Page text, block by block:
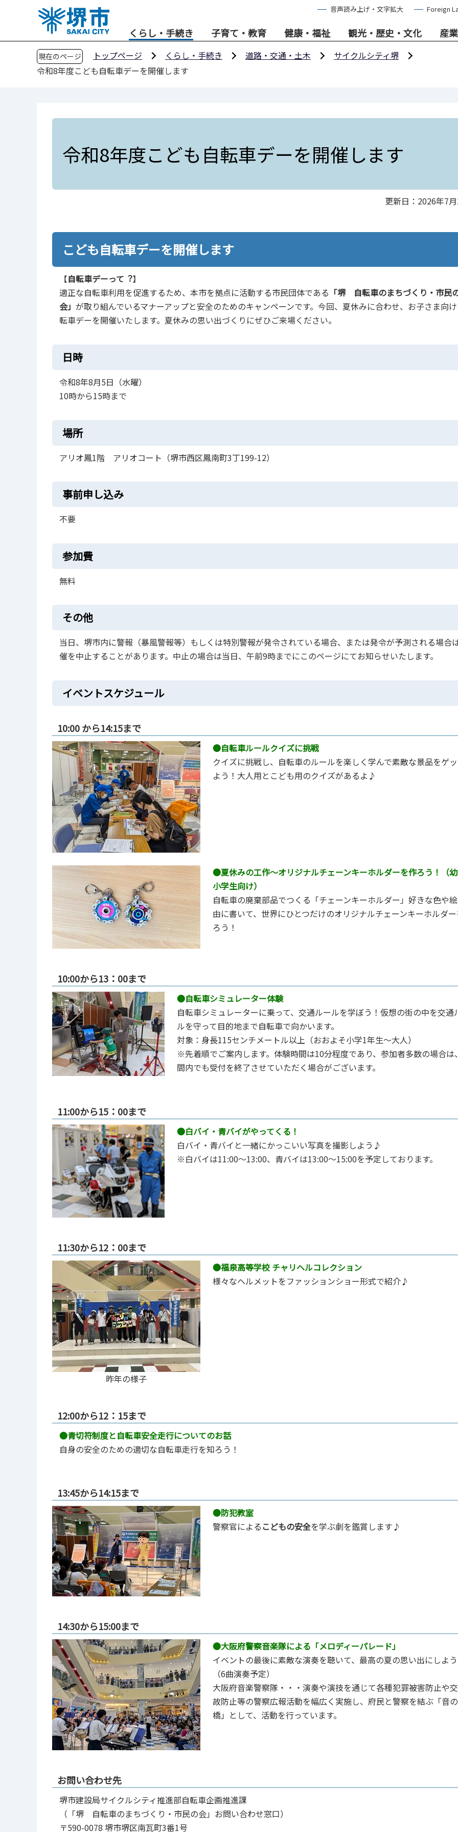
音声読み上げ・文字拡大 Foreign
くらし・手続き 子育て・教育 健康・福祉 観光・歴史・文化 産
現在のページ トップページ くらし・手続き 道路・交通・土木
サイクルシティ堺
令和8年度こども自転車デーを開催します
令和8年度こども自転車デーを開催します
更新日：2026年7
こども自転車デーを開催します
【⾃転⾞デーって︖】
適正な⾃転⾞利⽤を促進するため、本市を拠点に活動する市民団体である 「堺 ⾃転⾞のまちづくり・市⺠
会」 が取り組んでいるマナーアップと安全のためのキャンペーンです。今回、夏休みに合わせ、お子さま向
転車デーを開催いたします。夏休みの思い出づくりにぜひご来場ください。
日時
令和8年8月5日（水曜）
10時から15時まで
場所
アリオ鳳1階 アリオコート（堺市西区鳳南町3丁199-12）
事前申し込み
不要
参加費
無料
その他
当⽇、堺市内に警報（暴⾵警報等）もしくは特別警報が発令されている場合、または発令が予測される場合
催を中⽌することがあります。中⽌の場合は当⽇、午前9時までにこのページにてお知らせいたします。
イベントスケジュール
10:00 から14:15まで
●自転車ルールクイズに挑戦
クイズに挑戦し、⾃転⾞のルールを楽しく学んで素敵な景品をゲ
よう！⼤⼈⽤とこども⽤のクイズがあるよ♪
●夏休みの工作～オリジナルチェーンキーホルダーを作ろう！（
小学生向け）
⾃転⾞の廃棄部品でつくる「チェーンキーホルダー」好きな⾊や
由に書いて、世界にひとつだけのオリジナルチェーンキーホルダ
ろう！
10:00から13：00まで
●自転車シミュレーター体験
⾃転⾞シミュレーターに乗って、交通ルールを学ぼう！仮想の街の中を交通
ルを守って⽬的地まで⾃転⾞で向かいます。
対象：⾝⻑115センチメートル以上（おおよそ⼩学1年⽣〜⼤⼈）
※先着順でご案内します。体験時間は10分程度であり、参加者多数の場合は
間内でも受付を終了させていただく場合がございます。
11:00から15：00まで
●白バイ・青バイがやってくる！
⽩バイ・青バイと⼀緒にかっこいい写真を撮影しよう♪
※白バイは11:00～13:00、青バイは13:00～15:00を予定しております。
11:30から12：00まで
昨年の様子
●福泉高等学校 チャリヘルコレクション
様々なヘルメットをファッションショー形式で紹介♪
12:00から12：15まで
●青切符制度と自転車安全走行についてのお話
自身の安全のための適切な自転車走行を知ろう！
13:45から14:15まで
●防犯教室
警察官によるこどもの安全を学ぶ劇を鑑賞します♪
14:30から15:00まで
●大阪府警察音楽隊による「メロディーパレード」
イベントの最後に素敵な演奏を聴いて、最⾼の夏の思い出にしよ
（6曲演奏予定）
⼤阪府⾳楽警察隊‧‧‧演奏や演技を通じて各種犯罪被害防⽌や
故防⽌等の警察広報活動を幅広く実施し、府⺠と警察を結ぶ「⾳
橋」として、活動を⾏っています。
お問い合わせ先
堺市建設局サイクルシティ推進部自転車企画推進課
（「堺 自転車のまちづくり・市民の会」お問い合わせ窓口）
〒590-0078 堺市堺区南瓦町3番1号